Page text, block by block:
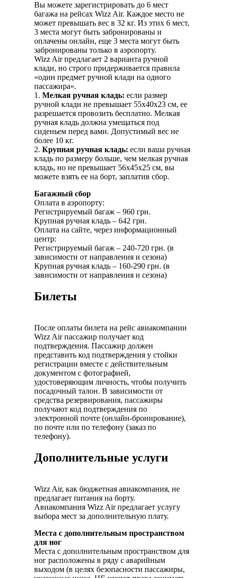
Вы можете зарегистрировать до 6 мест
багажа на рейсах Wizz Air. Каждое место не
может превышать вес в 32 кг. Из этих 6 мест,
3 места могут быть забронированы и
оплачены онлайн, еще 3 места могут быть
забронированы только в аэропорту.
Wizz Air предлагает 2 варианта ручной
клади, но строго придерживается правила
«один предмет ручной клади на одного
пассажира».
1. Мелкая ручная кладь: если размер
ручной клади не превышает 55x40x23 см, ее
разрешается провозить бесплатно. Мелкая
ручная кладь должна умещаться под
сиденьем перед вами. Допустимый вес не
более 10 кг.
2. Крупная ручная кладь: если ваша ручная
кладь по размеру больше, чем мелкая ручная
кладь, но не превышает 56x45x25 см, вы
можете взять ее на борт, заплатив сбор.
Багажный сбор
Оплата в аэропорту:
Регистрируемый багаж – 960 грн.
Крупная ручная кладь – 642 грн.
Оплата на сайте, через информационный
центр:
Регистрируемый багаж – 240-720 грн. (в
зависимости от направления и сезона)
Крупная ручная кладь – 160-290 грн. (в
зависимости от направления и сезона)
Билеты
После оплаты билета на рейс авиакомпании
Wizz Air пассажир получает код
подтверждения. Пассажир должен
представить код подтверждения у стойки
регистрации вместе с действительным
документом с фотографией,
удостоверяющим личность, чтобы получить
посадочный талон. В зависимости от
средства резервирования, пассажиры
получают код подтверждения по
электронной почте (онлайн-бронирование),
по почте или по телефону (заказ по
телефону).
Дополнительные услуги
Wizz Air, как бюджетная авиакомпания, не
предлагает питания на борту.
Авиакомпания Wizz Air предлагает услугу
выбора мест за дополнительную плату.
Места с дополнительным пространством
для ног
Места с дополнительным пространством для
ног расположены в ряду с аварийным
выходом (в целях безопасности пассажиры,